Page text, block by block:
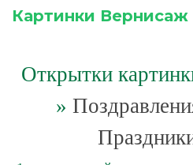
Картинки Вернисаж
Открытки
»